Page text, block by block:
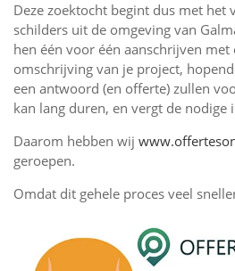
Deze zoektocht begint dus met het
schilders uit de omgeving van
hen één voor één aanschrijven met
omschrijving van je project,
een antwoord (en offerte) zullen
kan lang duren, en vergt de nodige
Daarom hebben wij
geroepen.
Omdat dit gehele proces veel